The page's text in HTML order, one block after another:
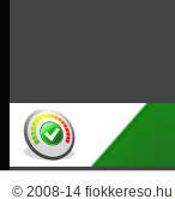
© 2008-14 fiokkereso.hu |